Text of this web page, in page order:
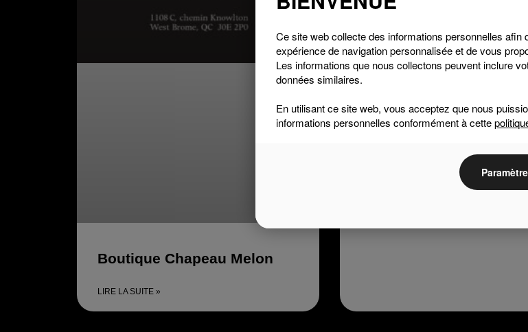
Boutique Chapeau Melon
LIRE LA SUITE »
Boutique de liquidation
Rococo
Ce site web collecte des informations personnelles afin
expérience de navigation personnalisée et de vous
Les informations que nous collectons peuvent inclure
données similaires.
En utilisant ce site web, vous acceptez que nous
informations personnelles conformément à cette